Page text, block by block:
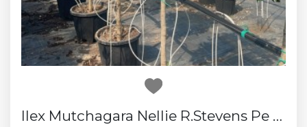
Ilex Mutchagara Nellie R.Stevens Pe Picior